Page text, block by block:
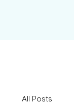
All Posts